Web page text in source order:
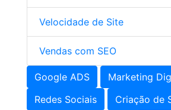
Velocidade de Site
Vendas com SEO
Google ADS
Marketing
Redes Sociais
Criação de